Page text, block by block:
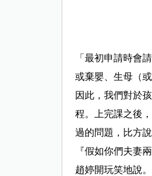
「最初申請時會
或棄嬰、生母（
因此，我們對於
程。上完課之後
過的問題，比方
『假如你們夫妻
趙婷開玩笑地說